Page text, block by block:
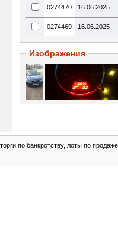
0274470 16.06.2025
0274469 16.06.2025
Изображения
по банкротству, лоты по